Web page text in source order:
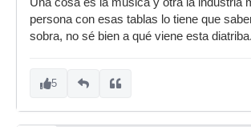
persona con esas tablas lo tiene que
sobra, no sé bien a qué viene esta diatriba.
5